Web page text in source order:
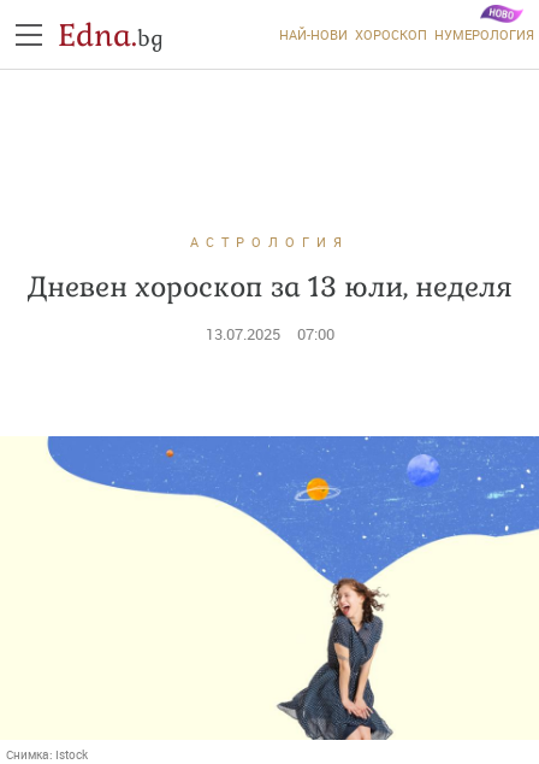
Edna.bg НАЙ-НОВИ ХОРОСКОП НУМЕРОЛОГИЯ
АСТРОЛОГИЯ
Дневен хороскоп за 13 юли, неделя
13.07.2025 07:00
Снимка: Istock